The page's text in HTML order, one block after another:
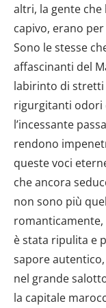
altri, la gente che
capivo, erano
Sono le stesse
affascinanti del
labirinto di stretti
rigurgitanti odori
l’incessante
rendono
queste voci
che ancora
non sono più
romanticamente,
è stata ripulita e
sapore
nel grande
la capitale